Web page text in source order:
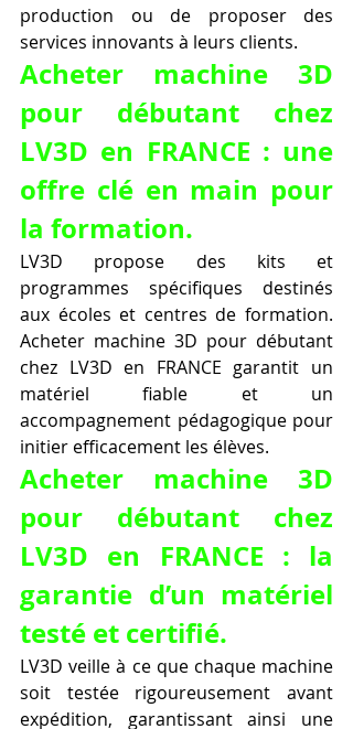
production ou de proposer des
services innovants à leurs clients.
Acheter machine 3D
pour débutant chez
LV3D en FRANCE : une
offre clé en main pour
la formation.
LV3D propose des kits et
programmes spécifiques destinés
aux écoles et centres de formation.
Acheter machine 3D pour débutant
chez LV3D en FRANCE garantit un
matériel fiable et un
accompagnement pédagogique pour
initier efficacement les élèves.
Acheter machine 3D
pour débutant chez
LV3D en FRANCE : la
garantie d’un matériel
testé et certifié.
LV3D veille à ce que chaque machine
soit testée rigoureusement avant
expédition, garantissant ainsi une